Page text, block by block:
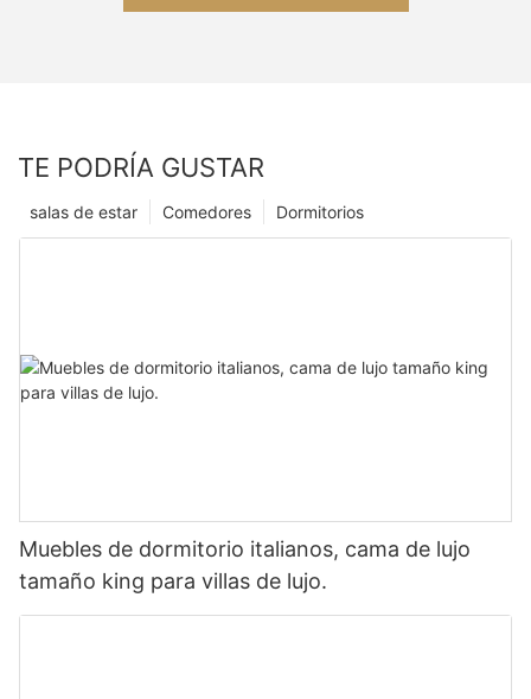
TE PODRÍA GUSTAR
Dormitorios
Comedores
salas de estar
Muebles de dormitorio italianos, cama de lujo
tamaño king para villas de lujo.